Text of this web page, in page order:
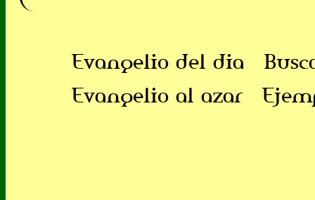
Evangelio del dia
Evangelio al azar